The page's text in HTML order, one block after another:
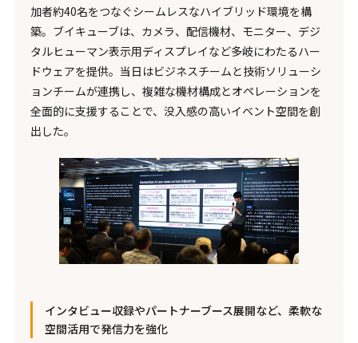
加者約40名をつなぐシームレスなハイブリッド環境を構
築。ブイキューブは、カメラ、配信機材、モニター、デジ
タルヒューマン表示用ディスプレイなど多岐にわたるハー
ドウェアを提供。当日はビジネスチームと技術ソリューシ
ョンチームが連携し、複雑な機材構成とオペレーションを
全面的に支援することで、没入感の高いイベント空間を創
出した。
インタビュー収録やパートナーブース展開など、柔軟な
空間活用で発信力を強化